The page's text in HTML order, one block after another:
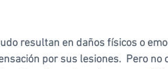
resultan en daños físicos o
por sus lesiones.  Pero no